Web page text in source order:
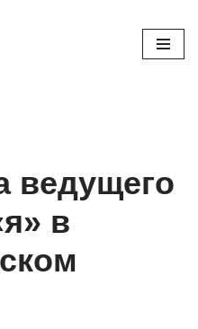
ведущего
в